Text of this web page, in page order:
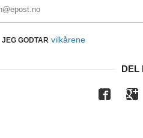
JEG GODTAR vilkårene
DEL